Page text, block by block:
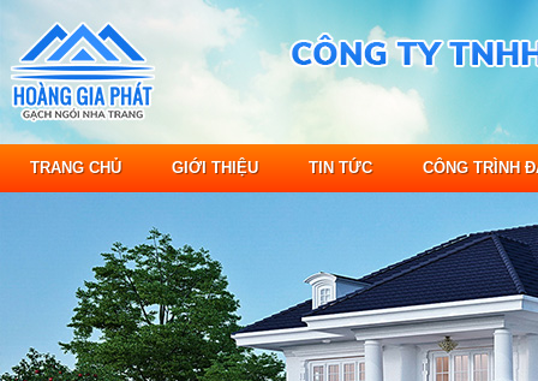
TRANG CHỦ GIỚI THIỆU TIN TỨC CÔNG TRÌNH